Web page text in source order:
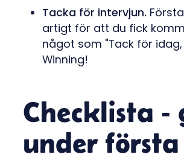
Tacka för intervjun.
artigt för att du fick
något som "Tack för
Winning!
Checklista -
under